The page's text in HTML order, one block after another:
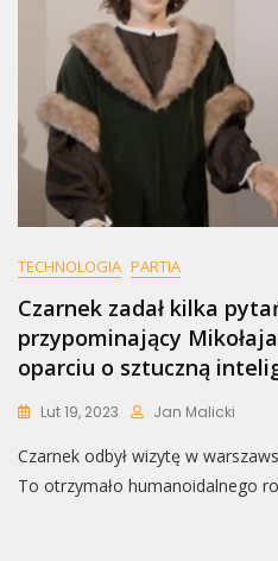
TECHNOLOGIA PARTIA
Czarnek zadał kilka
przypominający
oparciu o sztuczną
Lut 19, 2023 Jan Malicki
Czarnek odbył wizytę w
To otrzymało humanoidalnego